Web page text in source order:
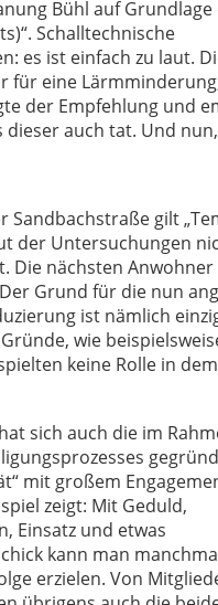
Bühl auf
Schalltechnische
es ist einfach zu laut.
für eine
der Empfehlung und
auch tat. Und
Sandbachstraße gilt
der Untersuchungen
Die nächsten Anwohner
Grund für die nun
ist nämlich
wie
keine Rolle in dem
sich auch die im
mit großem
zeigt: Mit Geduld,
Einsatz und etwas
kann man
erzielen. Von